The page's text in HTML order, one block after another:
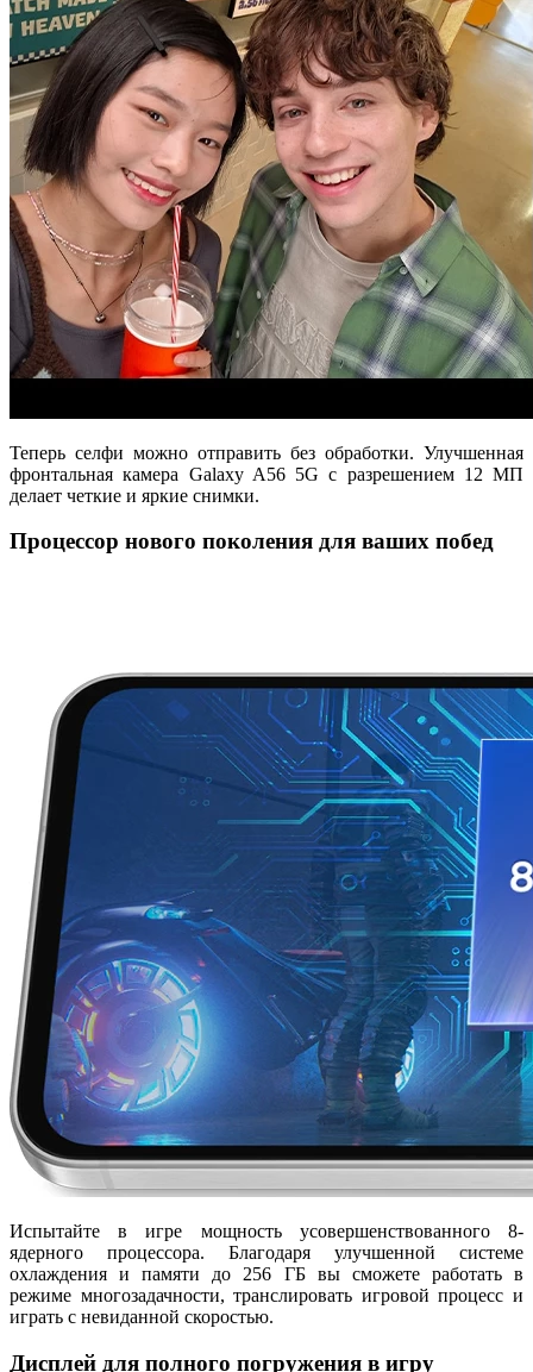
Теперь селфи можно отправить без обработки. Улучшенная
фронтальная камера Galaxy A56 5G с разрешением 12 МП
делает четкие и яркие снимки.
Процессор нового поколения для ваших побед
Испытайте в игре мощность усовершенствованного 8-
ядерного процессора. Благодаря улучшенной системе
охлаждения и памяти до 256 ГБ вы сможете работать в
режиме многозадачности, транслировать игровой процесс и
играть с невиданной скоростью.
Дисплей для полного погружения в игру